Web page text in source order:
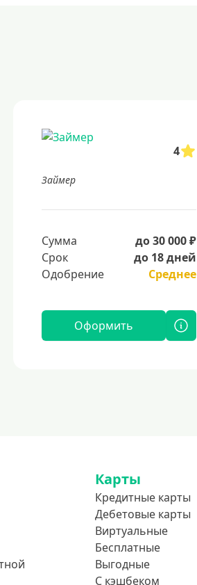
4
Займер
Сумма
до 30 000 ₽
Срок
до 18 дней
Одобрение
Среднее
Оформить
Карты
Кредитные карты
Дебетовые карты
Виртуальные
Бесплатные
Выгодные
С кэшбеком